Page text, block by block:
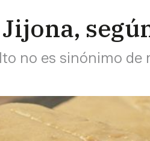
no es sinónimo